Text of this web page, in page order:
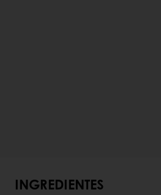
INGREDIENTES